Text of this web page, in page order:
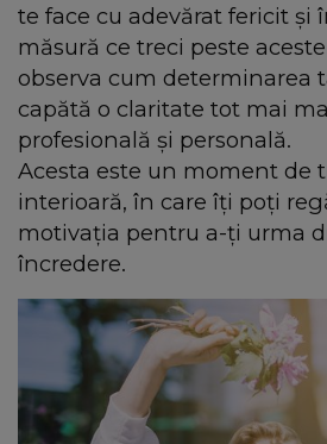
te face cu adevărat fericit și
măsură ce treci peste
observa cum determinarea
capătă o claritate tot mai
profesională și personală.
Acesta este un moment de
interioară, în care îți poți
motivația pentru a-ți urma
încredere.